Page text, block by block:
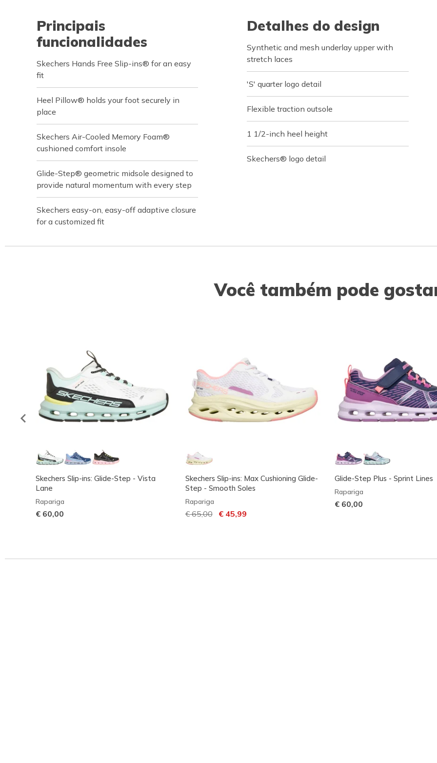
Principais
funcionalidades
Skechers Hands Free Slip-ins® for an easy
fit
Heel Pillow® holds your foot securely in
place
Skechers Air-Cooled Memory Foam®
cushioned comfort insole
Glide-Step® geometric midsole designed to
provide natural momentum with every step
Skechers easy-on, easy-off adaptive closure
for a customized fit
Detalhes do design
Synthetic and mesh underlay upper with
stretch laces
'S' quarter logo detail
Flexible traction outsole
1 1/2-inch heel height
Skechers® logo detail
Você também pode
Skechers Slip-ins: Glide-Step - Vista
Lane
Rapariga
€ 60,00
Skechers Slip-ins: Max Cushioning Glide-
Step - Smooth Soles
Rapariga
Preço com desconto de
€ 65,00para
€ 45,99
Glide-Step Plus - Sprint Lines
Rapariga
€ 60,00